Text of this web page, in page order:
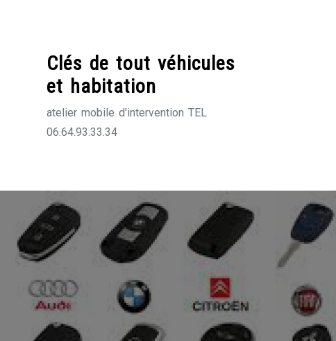
Clés de tout véhicules
et habitation
atelier mobile d'intervention TEL
06.64.93.33.34